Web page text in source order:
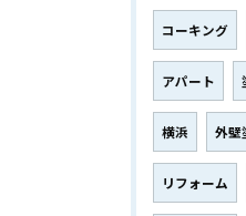
コーキング
アパート
横浜 外壁
リフォーム